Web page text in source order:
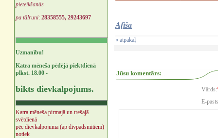
pieteikšanās
pa tālruni: 28358555, 29243697
Uzmanību!
Katra mēneša pēdējā piektdienā
plkst. 18.00 -
bikts dievkalpojums.
Katra mēneša pirmajā un trešajā
svētdienā
pēc dievkalpojuma (ap divpadsmitiem)
notiek
Afiša
« atpakaļ
Jūsu komentārs:
Vārds:
E-